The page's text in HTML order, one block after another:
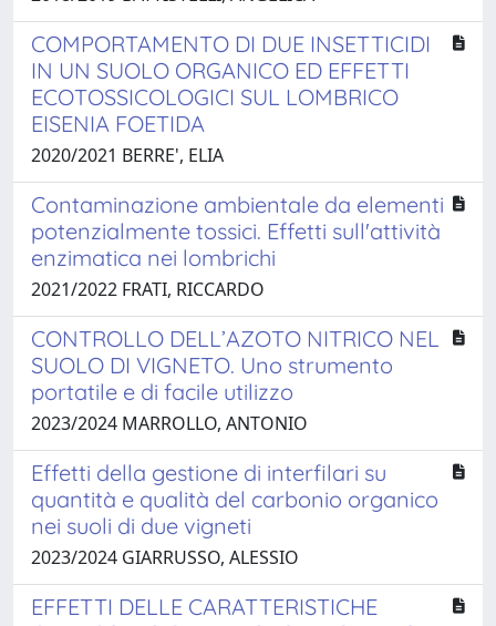
COMPORTAMENTO DI DUE INSETTICIDI
IN UN SUOLO ORGANICO ED EFFETTI
ECOTOSSICOLOGICI SUL LOMBRICO
EISENIA FOETIDA
2020/2021 BERRE', ELIA
Contaminazione ambientale da elementi
potenzialmente tossici. Effetti sull'attività
enzimatica nei lombrichi
2021/2022 FRATI, RICCARDO
CONTROLLO DELL’AZOTO NITRICO NEL
SUOLO DI VIGNETO. Uno strumento
portatile e di facile utilizzo
2023/2024 MARROLLO, ANTONIO
Effetti della gestione di interfilari su
quantità e qualità del carbonio organico
nei suoli di due vigneti
2023/2024 GIARRUSSO, ALESSIO
EFFETTI DELLE CARATTERISTICHE